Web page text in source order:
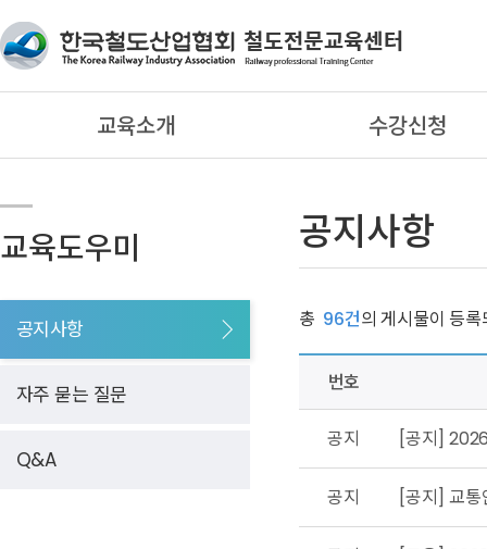
교육소개 수강신청
교육도우미
공지사항
자주 묻는 질문
Q&A
공지사항
총 96건의 게시물이 등
번호
공지 [공지]
공지 [공지] 교통